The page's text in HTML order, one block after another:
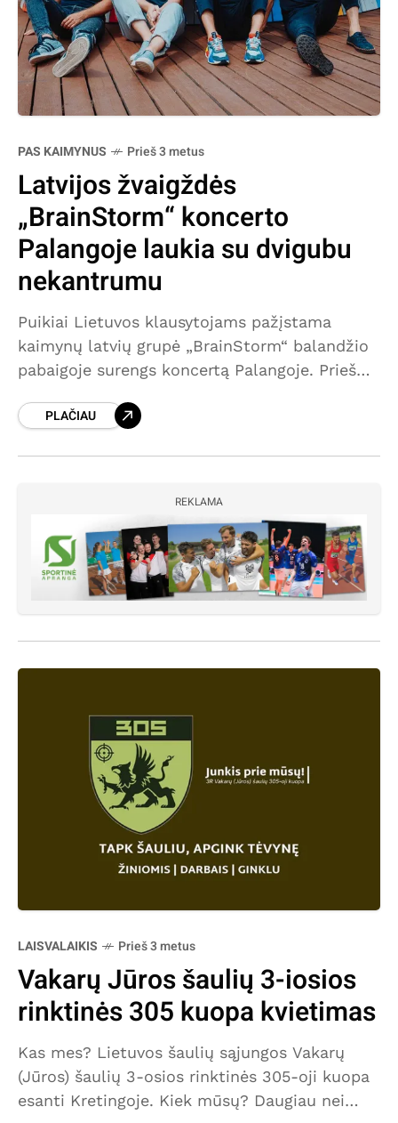
PAS KAIMYNUS Prieš 3 metus
Latvijos žvaigždės
„BrainStorm“ koncerto
Palangoje laukia su dvigubu
nekantrumu
Puikiai Lietuvos klausytojams pažįstama
kaimynų latvių grupė „BrainStorm“ balandžio
pabaigoje surengs koncertą Palangoje. Prieš
muzikantų pasirodymas buvo atšauktas dėl
PLAČIAU
REKLAMA
LAISVALAIKIS Prieš 3 metus
Vakarų Jūros šaulių 3-iosios
rinktinės 305 kuopa kvietimas
Kas mes? Lietuvos šaulių sąjungos Vakarų
(Jūros) šaulių 3-osios rinktinės 305-oji kuopa
esanti Kretingoje. Kiek mūsų? Daugiau nei